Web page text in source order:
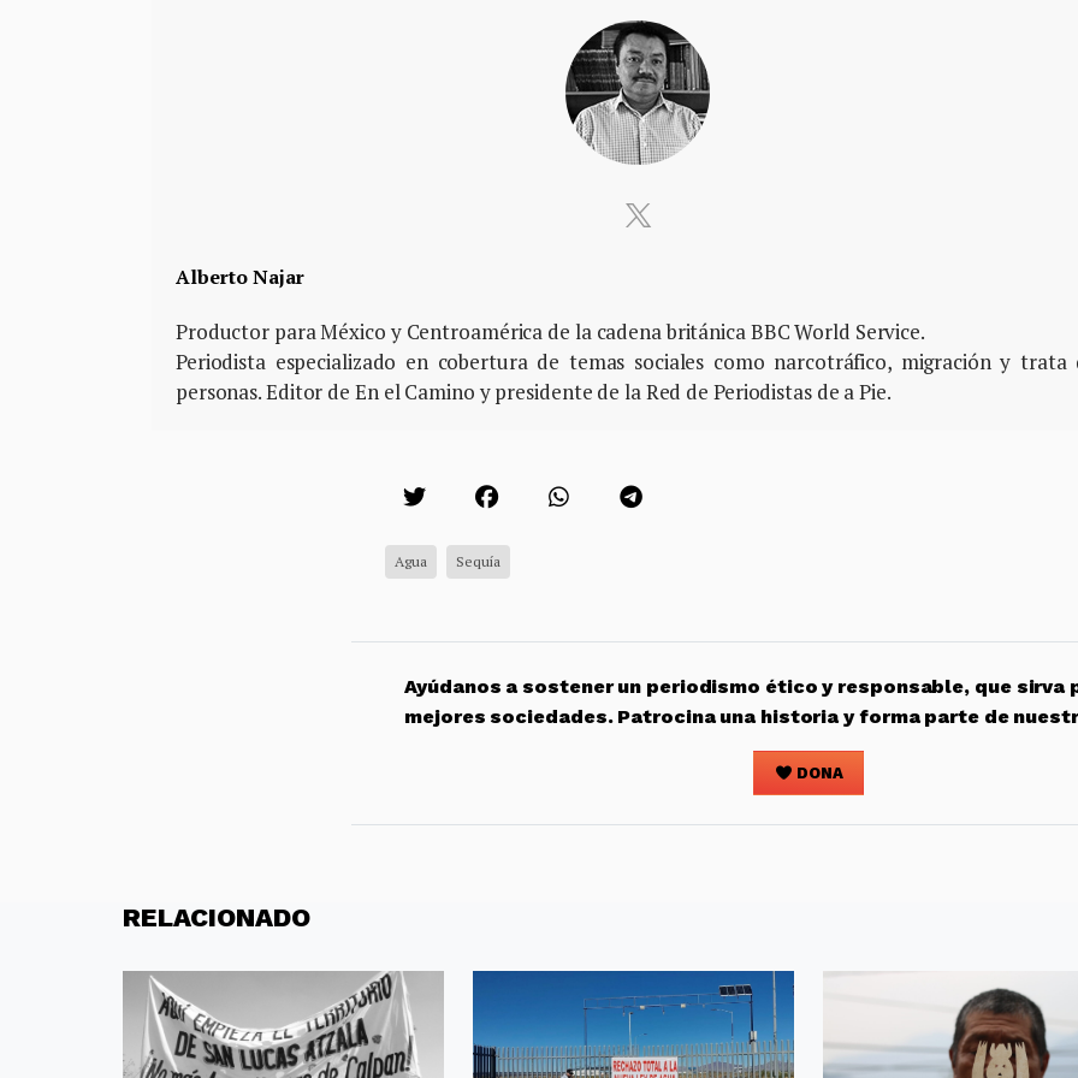
Alberto Najar
Productor para México y Centroamérica de la cadena británica BBC World Service.
Periodista especializado en cobertura de temas sociales como narcotráfico, migración y trata
personas. Editor de En el Camino y presidente de la Red de Periodistas de a Pie.
Agua Sequía
Ayúdanos a sostener un periodismo ético y responsable, que sirva
mejores sociedades. Patrocina una historia y forma parte de
DONA
RELACIONADO